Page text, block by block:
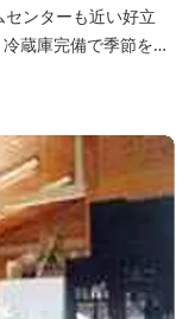
ンターも近い好立
蔵庫完備で季節を問
棟や24時間利用可
過ごしいただけま